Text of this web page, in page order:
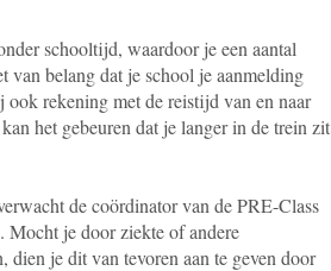
schooltijd, waardoor je een aantal
van belang dat je school je aanmelding
rekening met de reistijd van en naar
het gebeuren dat je langer in de trein zit
de coördinator van de PRE-Class
je door ziekte of andere
dien je dit van tevoren aan te geven door